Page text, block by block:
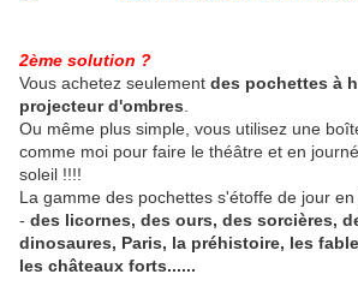
2ème solution ?
Vous achetez seulement des pochettes à
projecteur d'ombres
Ou même plus simple, vous utilisez une
comme moi pour faire le théâtre et en
soleil !!!!
La gamme des pochettes s'étoffe de jour
- des licornes, des ours, des sorcières,
dinosaures, Paris, la préhistoire, les
les châteaux forts......